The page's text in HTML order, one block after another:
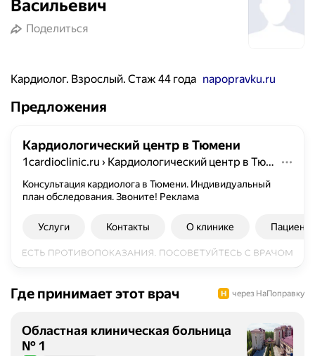
Васильевич
Поделиться
Кардиолог. Взрослый. Стаж 44 года napopravku.ru
Предложения
Кардиологический центр в Тюмени
1cardioclinic.ru › Кардиологический центр в Тюмени
Консультация кардиолога в Тюмени. Индивидуальный
план обследования. Звоните! Реклама
Услуги Контакты О клинике
Где принимает этот врач через НаПоправку
Областная клиническая больница
№ 1